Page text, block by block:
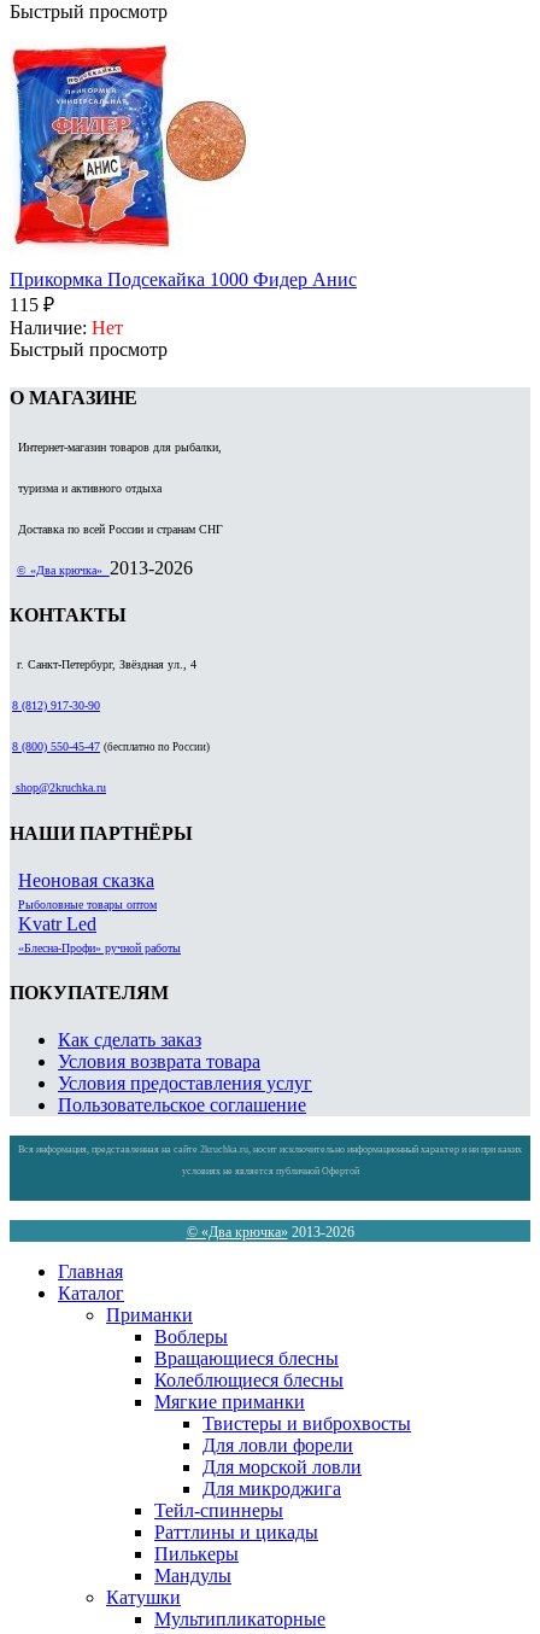
Быстрый просмотр
Прикормка Подсекайка 1000 Фидер Анис
115 ₽
Наличие: Нет
Быстрый просмотр
О МАГАЗИНЕ
Интернет-магазин товаров для рыбалки,
туризма и активного отдыха
Доставка по всей России и странам СНГ
© «Два крючка» 2013-2026
КОНТАКТЫ
г. Санкт-Петербург, Звёздная ул., 4
8 (812) 917-30-90
8 (800) 550-45-47 (бесплатно по России)
shop@2kruchka.ru
НАШИ ПАРТНЁРЫ
Неоновая сказка
Рыболовные товары оптом
Kvatr Led
«Блесна-Профи» ручной работы
ПОКУПАТЕЛЯМ
Как сделать заказ
Условия возврата товара
Условия предоставления услуг
Пользовательское соглашение
Вся информация, представленная на сайте 2kruchka.ru, носит исключительно информационный характер и ни при каких
условиях не является публичной Офертой
© «Два крючка»2013-2026
Главная
Каталог
Приманки
Воблеры
Вращающиеся блесны
Колеблющиеся блесны
Мягкие приманки
Твистеры и виброхвосты
Для ловли форели
Для морской ловли
Для микроджига
Тейл-спиннеры
Раттлины и цикады
Пилькеры
Мандулы
Катушки
Мультипликаторные